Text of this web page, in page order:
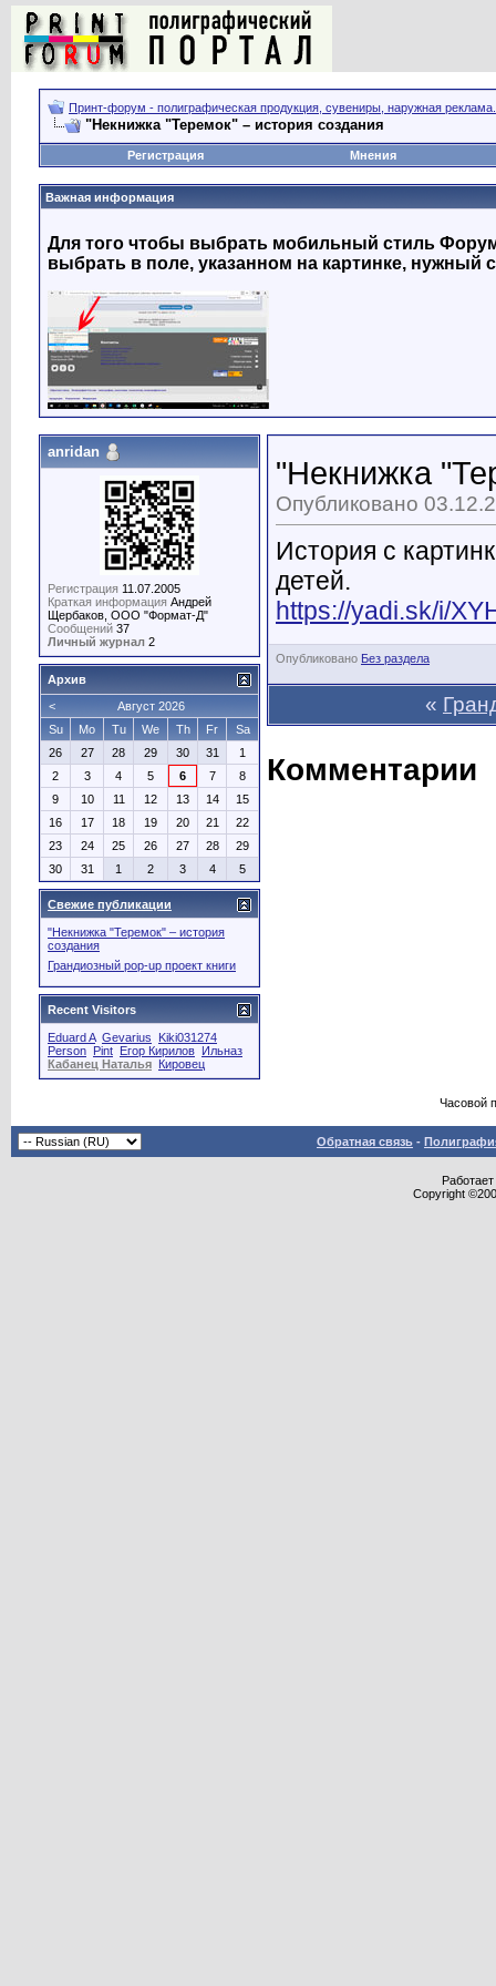
Принт-форум - полиграфическая продукция, сувениры, наружная реклама.
"Некнижка "Теремок" – история создания
Регистрация Мнения
Важная информация
Для того чтобы выбрать мобильный стиль
выбрать в поле, указанном на картинке, нужный
"Некнижка
Опубликовано
История с
детей.
https://yadi.sk/i/
Опубликовано Без раздела
«
Комментарии
anridan
Регистрация 11.07.2005
Краткая информация Андрей
Щербаков, ООО "Формат-Д"
Сообщений 37
Личный журнал 2
Архив
<
Август 2026
Su
Mo Tu We Th Fr
Sa
26
27 28 29 30 31
1
2
3 4 5 6 7
8
9
10 11 12 13 14
15
16
17 18 19 20 21
22
23
24 25 26 27 28
29
30
31 1 2 3 4 5
Свежие публикации
"Некнижка "Теремок" – история
создания
Грандиозный pop-up проект книги
Recent Visitors
Eduard A Gevarius
Kiki031274
Person
Pint Егор Кирилов Ильназ
Кабанец Наталья
Кировец
Часовой
Обратная связь -
Copyright